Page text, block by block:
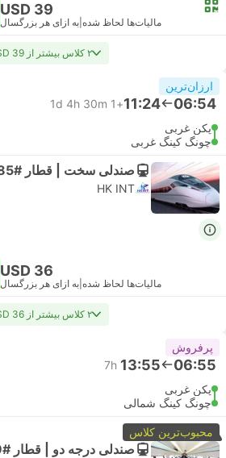
USD 39
مالیات‌ها لحاظ شده به ازای هر بزرگسال
۲ کلاس بیشتر از USD 39
ارزان‌ترین
06:54
11:24
+1
1d 4h 30m
پکن غربی
چونگ کینگ غربی
صندلی سخت | قطار #K4185
HK INT
USD 36
مالیات‌ها لحاظ شده به ازای هر بزرگسال
۲ کلاس بیشتر از USD 36
پرفروش
06:55
13:55
7h
پکن غربی
چونگ کینگ شمالی
محبوب‌ترین کلاس
صندلی درجه دو | قطار #G329